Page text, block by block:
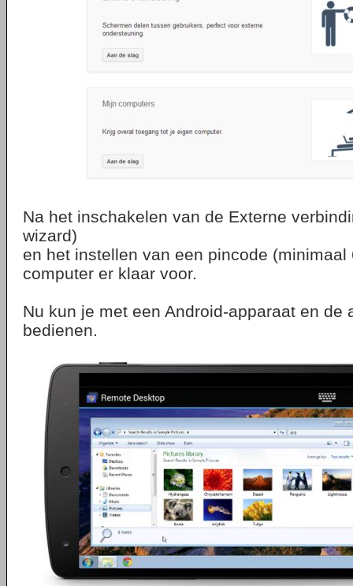
Na het inschakelen van de Externe
wizard)
en het instellen van een pincode (minimaal
computer er klaar voor.
Nu kun je met een Android-apparaat en de
bedienen.